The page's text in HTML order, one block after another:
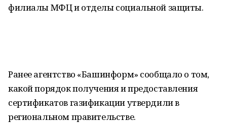
филиалы МФЦ и отделы социальной защиты.
Ранее агентство «Башинформ» сообщало о том,
какой порядок получения и предоставления
сертификатов газификации утвердили в
региональном правительстве.